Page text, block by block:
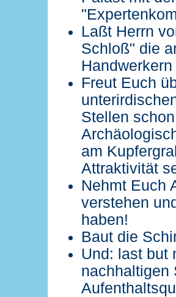
Laßt Herrn
Schloß" die
Freut Euch
Stellen
am
Attraktivität
Nehmt Euch
verstehen
haben!
Baut die
Und: last but
nachhaltigen